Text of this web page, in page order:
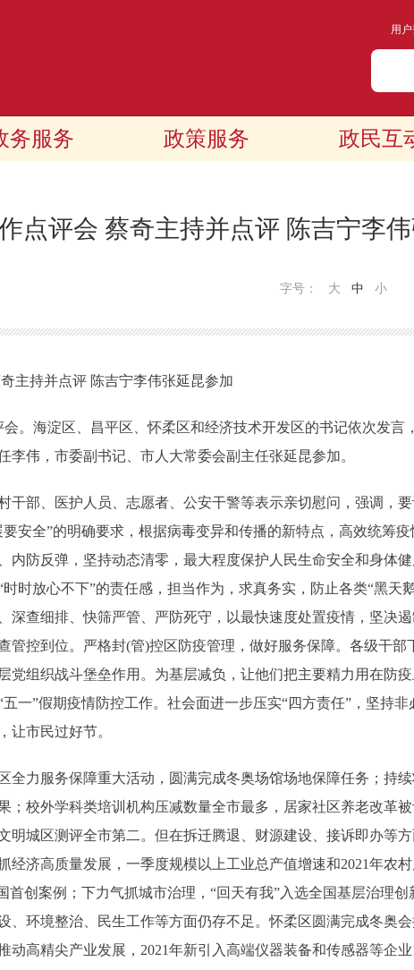
用
务服务 政策服务 政民互
点评会 蔡奇主持并点评 陈吉宁李
字号： 大 中 小
持并点评 陈吉宁李伟张延昆参加
海淀区、昌平区、怀柔区和经济技术开发区的书记依次发言
伟，市委副书记、市人大常委会副主任张延昆参加。
部、医护人员、志愿者、公安干警等表示亲切慰问，强调，要
安全”的明确要求，根据病毒变异和传播的新特点，高效统筹疫
内防反弹，坚持动态清零，最大程度保护人民生命安全和身体
时放心不下”的责任感，担当作为，求真务实，防止各类“黑天
深查细排、快筛严管、严防死守，以最快速度处置疫情，坚决
管控到位。严格封(管)控区防疫管理，做好服务保障。各级干部
党组织战斗堡垒作用。为基层减负，让他们把主要精力用在防
一”假期疫情防控工作。社会面进一步压实“四方责任”，坚持
让市民过好节。
力服务保障重大活动，圆满完成冬奥场馆场地保障任务；持
；校外学科类培训机构压减数量全市最多，居家社区养老改革
明城区测评全市第二。但在拆迁腾退、财源建设、接诉即办等
济高质量发展，一季度规模以上工业总产值增速和2021年农
创案例；下力气抓城市治理，“回天有我”入选全国基层治理创
、环境整治、民生工作等方面仍存不足。怀柔区圆满完成冬奥
高精尖产业发展，2021年新引入高端仪器装备和传感器等企